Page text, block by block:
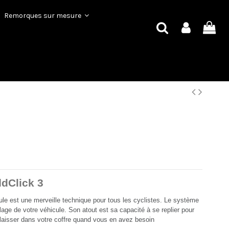
Remorques sur mesure
3
est une merveille technique pour tous les cyclistes. Le système
de votre véhicule. Son atout est sa capacité à se replier pour
dans votre coffre quand vous en avez besoin